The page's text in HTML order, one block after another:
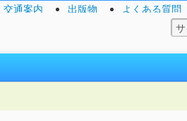
交通案内 出版物 よくある質問